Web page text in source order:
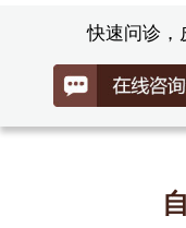
快速问诊，